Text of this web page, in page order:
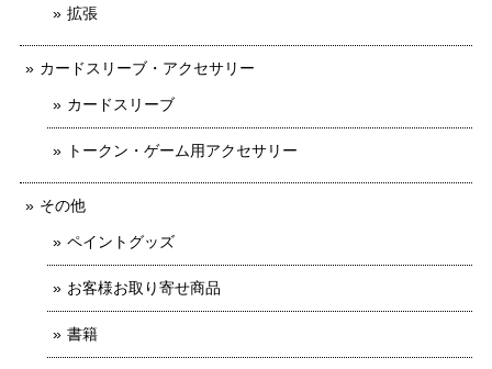
拡張
カードスリーブ・アクセサリー
カードスリーブ
トークン・ゲーム用アクセサリー
その他
ペイントグッズ
お客様お取り寄せ商品
書籍